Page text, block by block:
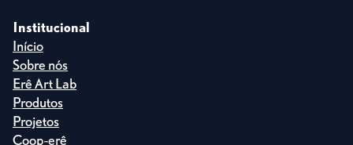
Institucional
Início
Sobre nós
Erê Art Lab
Produtos
Projetos
Coop-erê